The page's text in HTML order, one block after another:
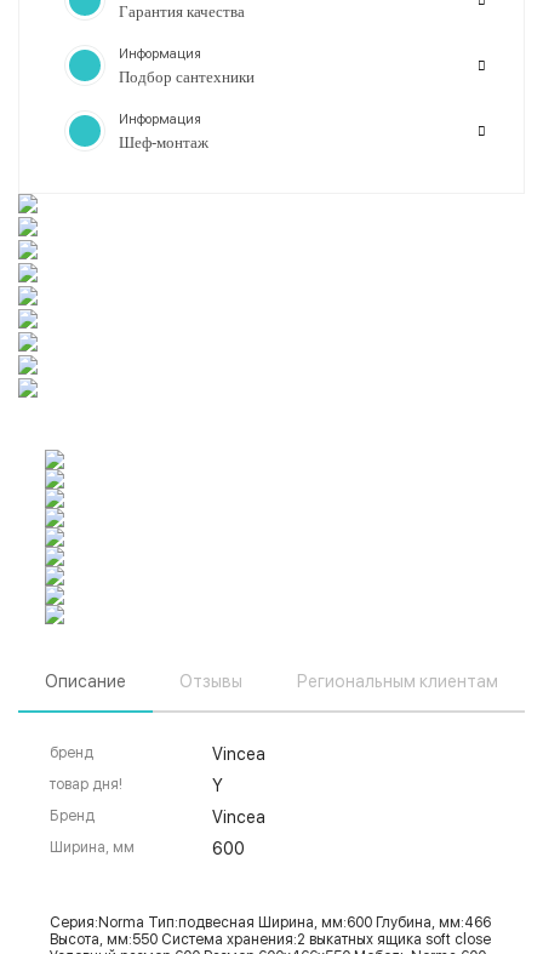
Гарантия качества
Информация
Подбор сантехники
Информация
Шеф-монтаж
Описание Отзывы Региональным клиентам
бренд Vincea
товар дня! Y
Бренд Vincea
Ширина, мм 600
Серия:Norma Тип:подвесная Ширина, мм:600 Глубина, мм:466
Высота, мм:550 Система хранения:2 выкатных ящика soft close